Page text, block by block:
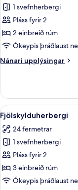
fyrir
Deluxe-
herbergi
1 svefnherbergi
Pláss fyrir 2
2 einbreið rúm
Ókeypis þráðlaust
Nánari upplýsingar
Nánari
herbergi
Skoða
allar
myndir
fyrir
Fjölskylduherbergi
2
Fjölskylduherbergi
24 fermetrar
1 svefnherbergi
Pláss fyrir 2
3 einbreið rúm
Ókeypis þráðlaust